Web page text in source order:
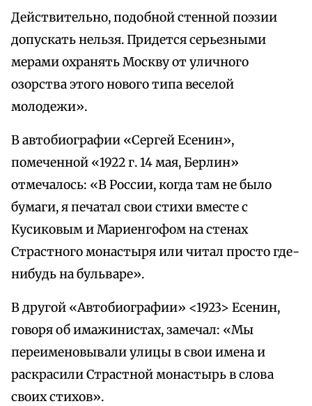
Действительно, подобной стенной поэзии
допускать нельзя. Придется серьезными
мерами охранять Москву от уличного
озорства этого нового типа веселой
молодежи».
В автобиографии «Сергей Есенин»,
помеченной «1922 г. 14 мая, Берлин»
отмечалось: «В России, когда там не было
бумаги, я печатал свои стихи вместе с
Кусиковым и Мариенгофом на стенах
Страстного монастыря или читал просто где-
нибудь на бульваре».
В другой «Автобиографии» <1923> Есенин,
говоря об имажинистах, замечал: «Мы
переименовывали улицы в свои имена и
раскрасили Страстной монастырь в слова
своих стихов».